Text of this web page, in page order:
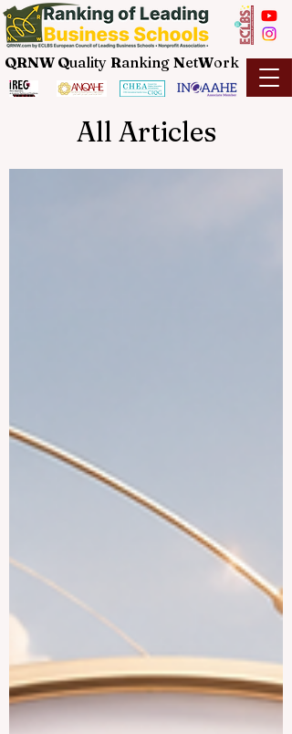
QRNW Quality Ranking NetWork
All Articles